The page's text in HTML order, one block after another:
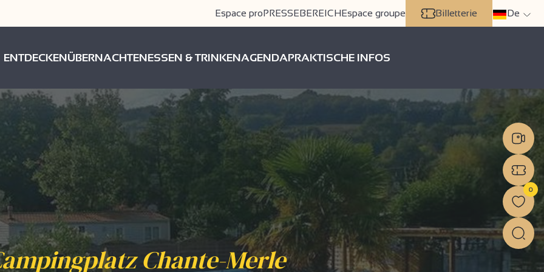
Espace proPRESSEBEREICHEspace groupe Billetterie De
ENTDECKENÜBERNACHTENESSEN & TRINKENAGENDAPRAKTISCHE INFOS
Chante-Merle
0